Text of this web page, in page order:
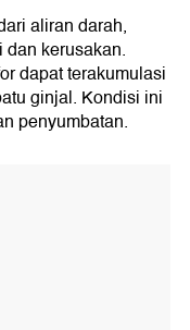
aliran darah,
dan kerusakan.
dapat terakumulasi
ginjal. Kondisi ini
penyumbatan.